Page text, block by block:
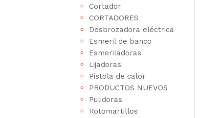
Cortador
CORTADORES
Desbrozadora eléctrica
Esmeril de banco
Esmeriladoras
Lijadoras
Pistola de calor
PRODUCTOS NUEVOS
Pulidoras
Rotomartillos